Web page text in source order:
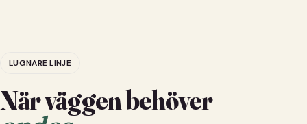
LUGNARE LINJE
När väggen behöver